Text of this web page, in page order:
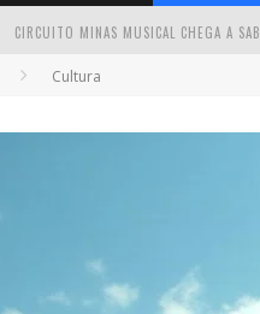
MILTON GUEDES TRAZ TURNÊ
Cultura